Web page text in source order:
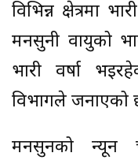
विभिन्न क्षेत्रमा
मनसुनी वायुको
भारी वर्षा
विभागले जनाएको
मनसुनको न्यून